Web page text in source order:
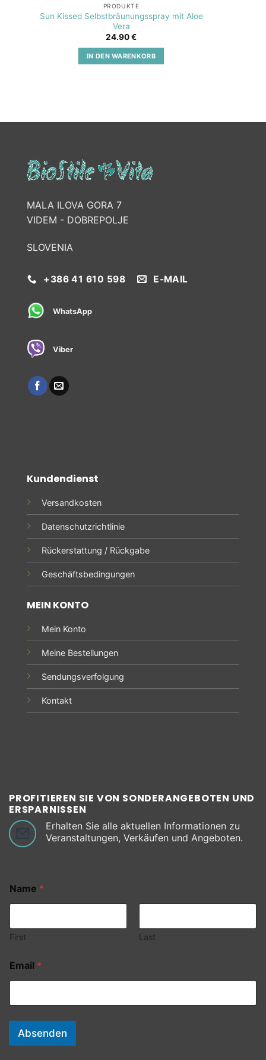
PRODUKTE
Sun Kissed Selbstbräunungsspray mit Aloe
Vera
24.90€
IN DEN WARENKORB
MALA ILOVA GORA 7
VIDEM - DOBREPOLJE
SLOVENIA
+386 41 610 598 E-MAIL
WhatsApp
Viber
Kundendienst
Versandkosten
Datenschutzrichtlinie
Rückerstattung / Rückgabe
Geschäftsbedingungen
MEIN KONTO
Mein Konto
Meine Bestellungen
Sendungsverfolgung
Kontakt
PROFITIEREN SIE VON SONDERANGEBOTEN UND
ERSPARNISSEN
Erhalten Sie alle aktuellen Informationen zu
Veranstaltungen, Verkäufen und Angeboten.
Name *
First Last
Email *
Absenden